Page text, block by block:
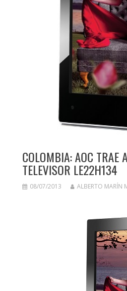
COLOMBIA: AOC TRAE
TELEVISOR LE22H134
08/07/2013 ALBERTO MARÍN